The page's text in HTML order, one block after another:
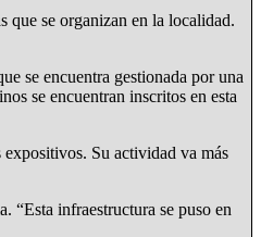
que se organizan en la localidad.
se encuentra gestionada por una
se encuentran inscritos en esta
Su actividad va más
“Esta infraestructura se puso en